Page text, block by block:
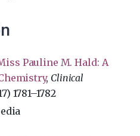
Pauline M. Hald: A
, Clinical
1781–1782